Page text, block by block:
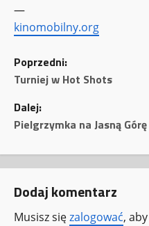
—
kinomobilny.org
Z
o
b
c
z
Poprzedni:
Turniej w Hot Shots
Dalej:
Pielgrzymka na Jasną Górę
Dodaj komentarz
Musisz sięzalogować,